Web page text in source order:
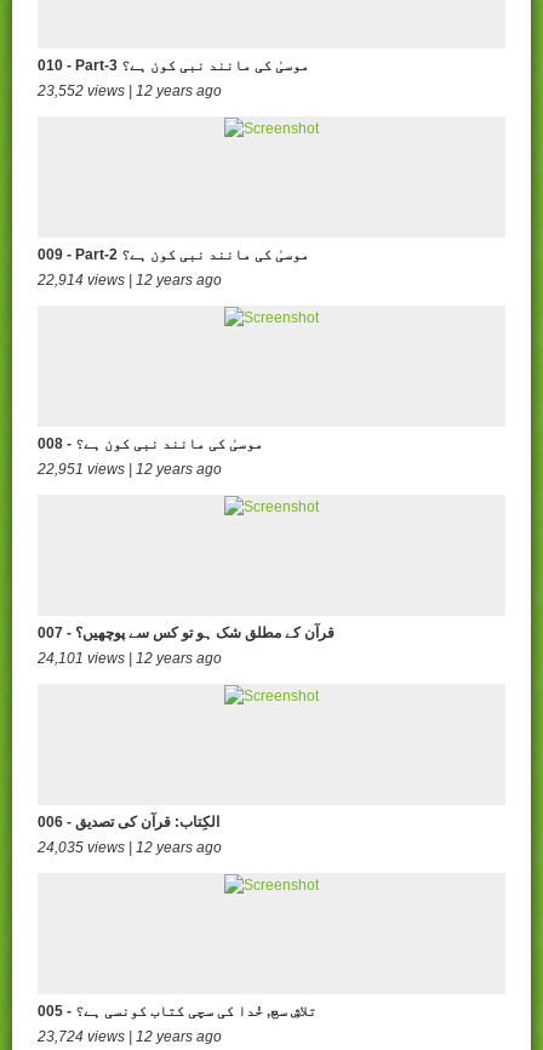
010 - Part-3 موسیٰ کی مانند نبی کون ہے؟
23,552 views | 12 years ago
009 - Part-2 موسیٰ کی مانند نبی کون ہے؟
22,914 views | 12 years ago
008 - موسیٰ کی مانند نبی کون ہے؟
22,951 views | 12 years ago
007 - قرآن کے مطلق شک ہو تو کس سے پوچھیں؟
24,101 views | 12 years ago
006 - الکِتاب: قرآن کی تصدیق
24,035 views | 12 years ago
005 - تلاشِ سچ, خُدا کی سچی کتاب کونسی ہے؟
23,724 views | 12 years ago